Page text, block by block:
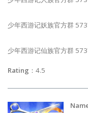
少年西游记妖族官方群
少年西游记仙族官方群
Rating ：